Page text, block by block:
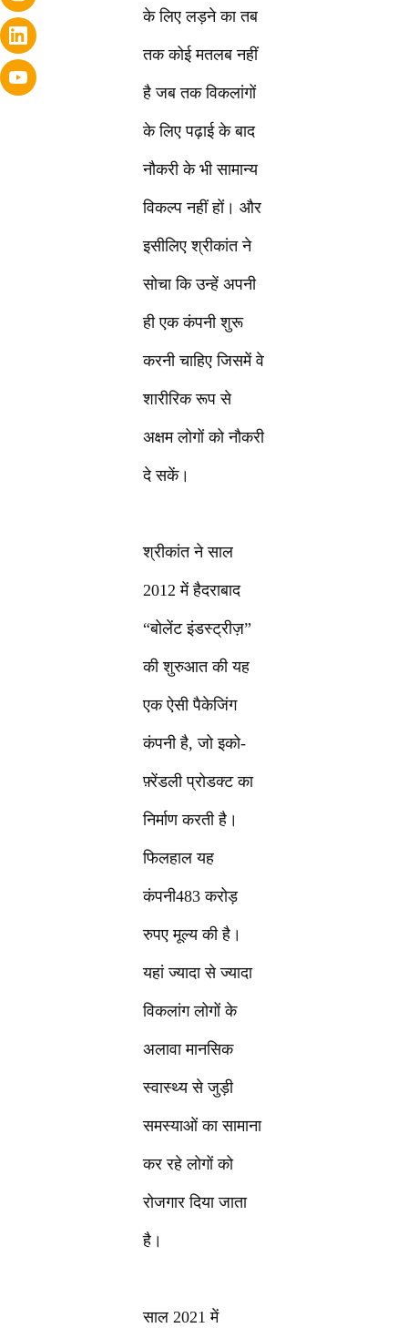
के लिए लड़ने का तब
तक कोई मतलब नहीं
है जब तक विकलांगों
के लिए पढ़ाई के बाद
नौकरी के भी सामान्य
विकल्प नहीं हों। और
इसीलिए श्रीकांत ने
सोचा कि उन्हें अपनी
ही एक कंपनी शुरू
करनी चाहिए जिसमें वे
शारीरिक रूप से
अक्षम लोगों को नौकरी
दे सकें।
श्रीकांत ने साल
2012 में हैदराबाद
“बोलेंट इंडस्ट्रीज़”
की शुरुआत की यह
एक ऐसी पैकेजिंग
कंपनी है, जो इको-
फ़्रेंडली प्रोडक्ट का
निर्माण करती है।
फिलहाल यह
कंपनी483 करोड़
रुपए मूल्य की है।
यहां ज्यादा से ज्यादा
विकलांग लोगों के
अलावा मानसिक
स्वास्थ्य से जुड़ी
समस्याओं का सामाना
कर रहे लोगों को
रोजगार दिया जाता
है।
साल 2021 में